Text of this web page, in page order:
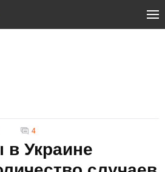
4
в Украине